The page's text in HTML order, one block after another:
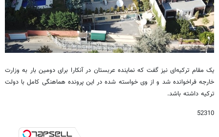
یک مقام ترکیه‌ای نیز گفت که نماینده عربستان در آنکارا برای دومین بار به وزارت
خارجه فراخوانده شد و از وی خواسته شده در این پرونده هماهنگی کامل با دولت
ترکیه داشته باشد.
52310